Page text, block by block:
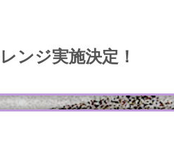
ンジ実施決定！